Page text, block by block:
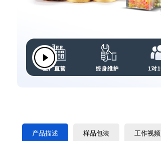
产品描述 样品包装 工作视频